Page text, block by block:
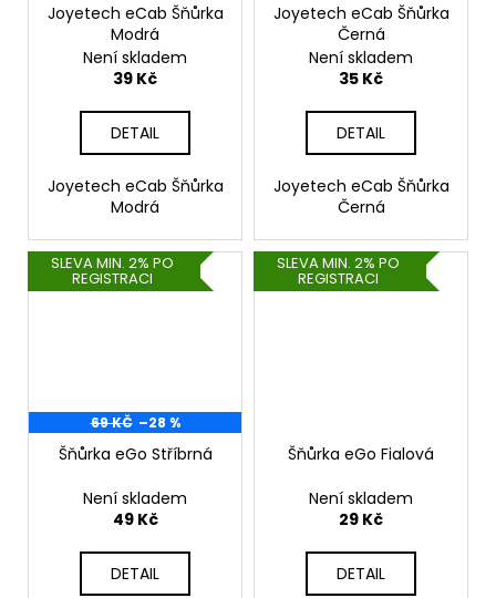
Joyetech eCab Šňůrka
Modrá
Není skladem
39 Kč
DETAIL
Joyetech eCab Šňůrka
Modrá
Joyetech eCab Šňůrka
Černá
Není skladem
35 Kč
DETAIL
Joyetech eCab Šňůrka
Černá
SLEVA MIN. 2% PO
REGISTRACI
69 KČ –28 %
Šňůrka eGo Stříbrná
Není skladem
49 Kč
DETAIL
SLEVA MIN. 2% PO
REGISTRACI
Šňůrka eGo Fialová
Není skladem
29 Kč
DETAIL